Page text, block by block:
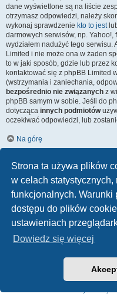
Strona ta używa plików
w celach statystycznych,
funkcjonalnych.
dostępu do plików
ustawieniach
Dowiedz się więcej
dane wyświetlone są na liście
otrzymasz odpowiedzi, należy
wykonaj sprawdzenie kto to jest
darmowych serwisów, np. Yahoo!,
wydziałem nadużyć tego serwisu.
Limited i nie może ona w żaden
to w jaki sposób, gdzie lub przez
kontaktować się z phpBB Limited
(wstrzymania i zaniechania,
bezpośrednio nie związanych z
phpBB samym w sobie. Jeśli do
dotycząca innych podmiotów
oczekiwać odpowiedzi, lub
Na górę
Jak nawiązać kontakt z
Wszyscy użytkownicy witryny
przez administratora witryny –
mogą także używać odnośnika
Na górę
Technologię dostarcza
Polski pakiet